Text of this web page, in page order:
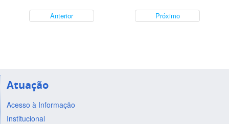
Anterior Próximo
Atuação
Acesso à Informação
Institucional